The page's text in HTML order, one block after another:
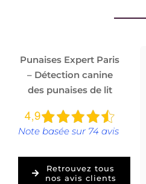
Punaises Expert Paris
– Détection canine
des punaises de lit
Note basée sur 74 avis
Retrouvez tous
nos avis clients